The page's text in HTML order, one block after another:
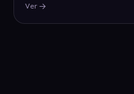
Ver